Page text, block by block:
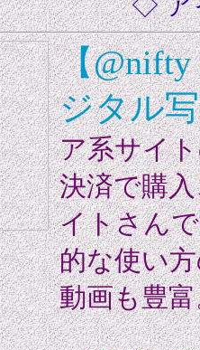
【
ジタル
ア系サイ
決済で購
イトさん
的な使い
動画も豊